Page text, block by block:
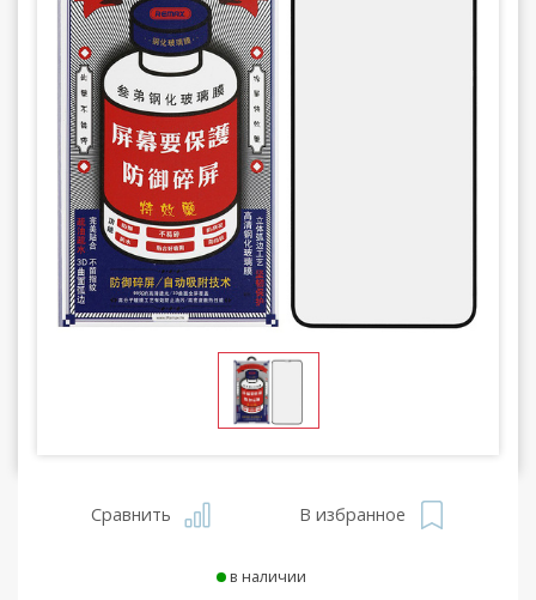
Сравнить В избранное
в наличии